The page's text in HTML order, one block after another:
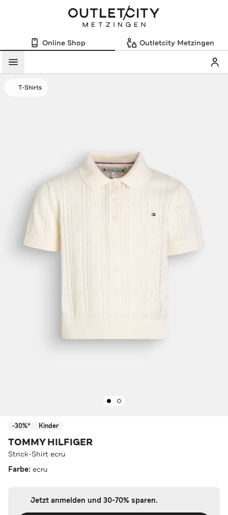
Online Shop Outletcity Metzingen
Menü
T-Shirts
-30%* Kinder
TOMMY HILFIGER
Strick-Shirt ecru
Farbe: ecru
Jetzt anmelden und 30-70% sparen.